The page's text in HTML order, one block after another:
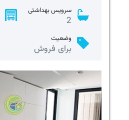
سرویس بهداشتی
2
وضعیت
برای فروش